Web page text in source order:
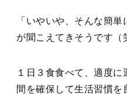
「いやいや、そんな簡
が聞こえてきそうです（
１日３食食べて、適度
間を確保して生活習慣を